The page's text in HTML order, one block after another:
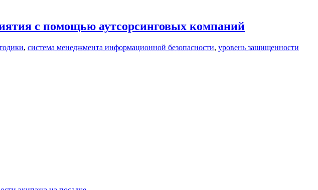
с помощью аутсорсинговых компаний
, система менеджмента информационной безопасности, уровень защищенности